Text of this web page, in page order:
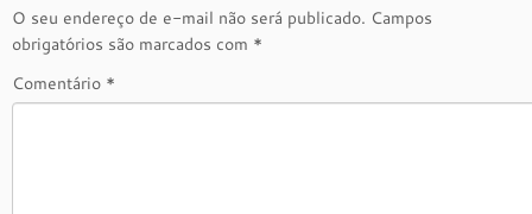
O seu endereço de e-mail não será publicado. Campos
obrigatórios são marcados com *
Comentário *